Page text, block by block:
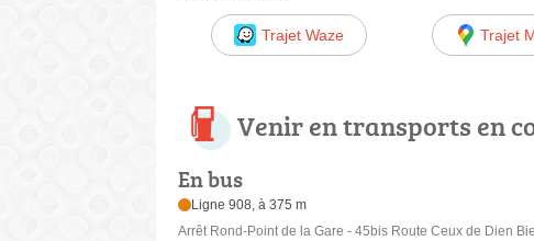
Trajet Waze Trajet
Venir en transports en
En bus
Ligne 908, à 375 m
Arrêt Rond-Point de la Gare - 45bis Route Ceux de Dien